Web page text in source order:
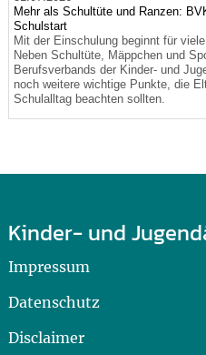
Mehr als Schultüte und Ranzen:
Schulstart
Mit der Einschulung beginnt für
Neben Schultüte, Mäppchen und
Berufsverbands der Kinder- und
noch weitere wichtige Punkte, die
Schulalltag beachten sollten.
Kinder- und
Impressum
Datenschutz
Disclaimer